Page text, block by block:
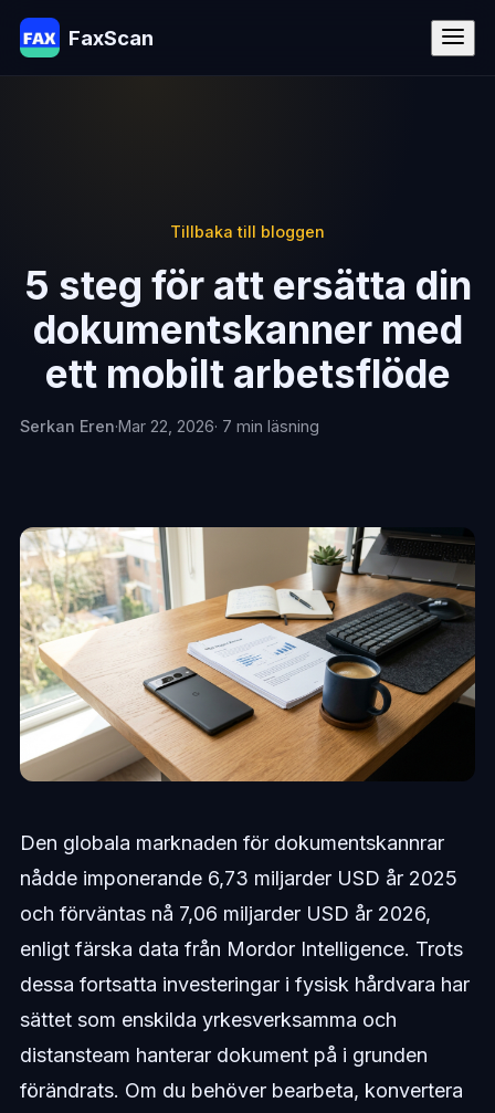
FaxScan
Tillbaka till bloggen
5 steg för att ersätta din
dokumentskanner med
ett mobilt arbetsflöde
Serkan Eren·Mar 22, 2026· 7 min läsning
Den globala marknaden för dokumentskannrar
nådde imponerande 6,73 miljarder USD år 2025
och förväntas nå 7,06 miljarder USD år 2026,
enligt färska data från Mordor Intelligence. Trots
dessa fortsatta investeringar i fysisk hårdvara har
sättet som enskilda yrkesverksamma och
distansteam hanterar dokument på i grunden
förändrats. Om du behöver bearbeta, konvertera